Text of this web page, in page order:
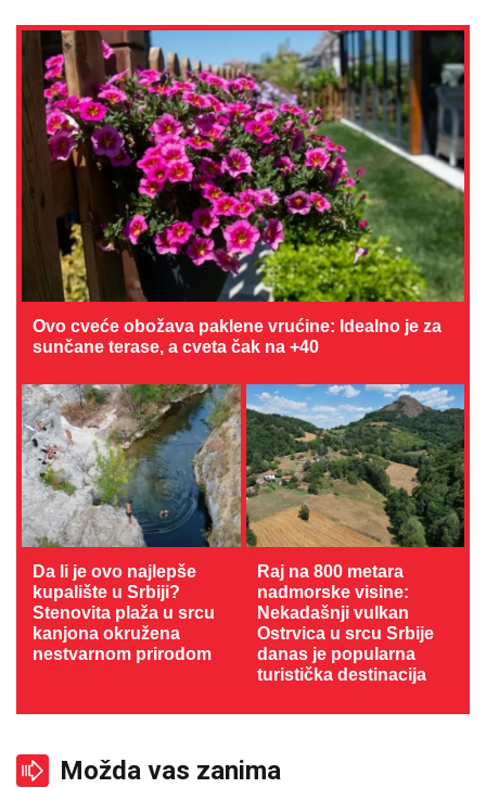
Ovo cveće obožava paklene vrućine: Idealno je za
sunčane terase, a cveta čak na +40
Da li je ovo najlepše
kupalište u Srbiji?
Stenovita plaža u srcu
kanjona okružena
nestvarnom prirodom
Raj na 800 metara
nadmorske visine:
Nekadašnji vulkan
Ostrvica u srcu Srbije
danas je popularna
turistička destinacija
Možda vas zanima